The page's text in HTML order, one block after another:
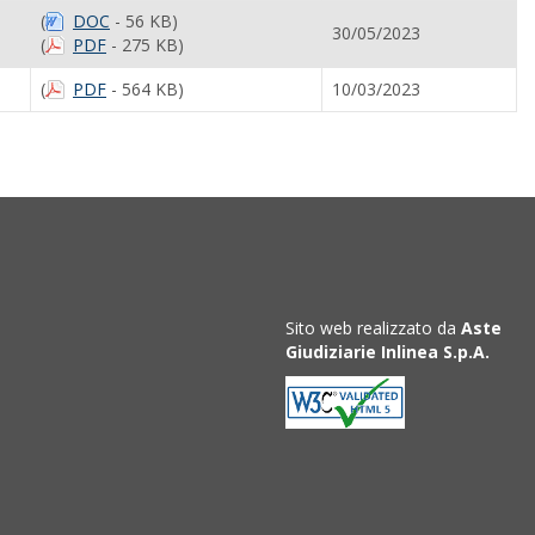
( DOC - 56 KB)
(
PDF - 275 KB)
30/05/2023
( PDF - 564 KB) 10/03/2023
Sito web realizzato da Aste
Giudiziarie Inlinea S.p.A.